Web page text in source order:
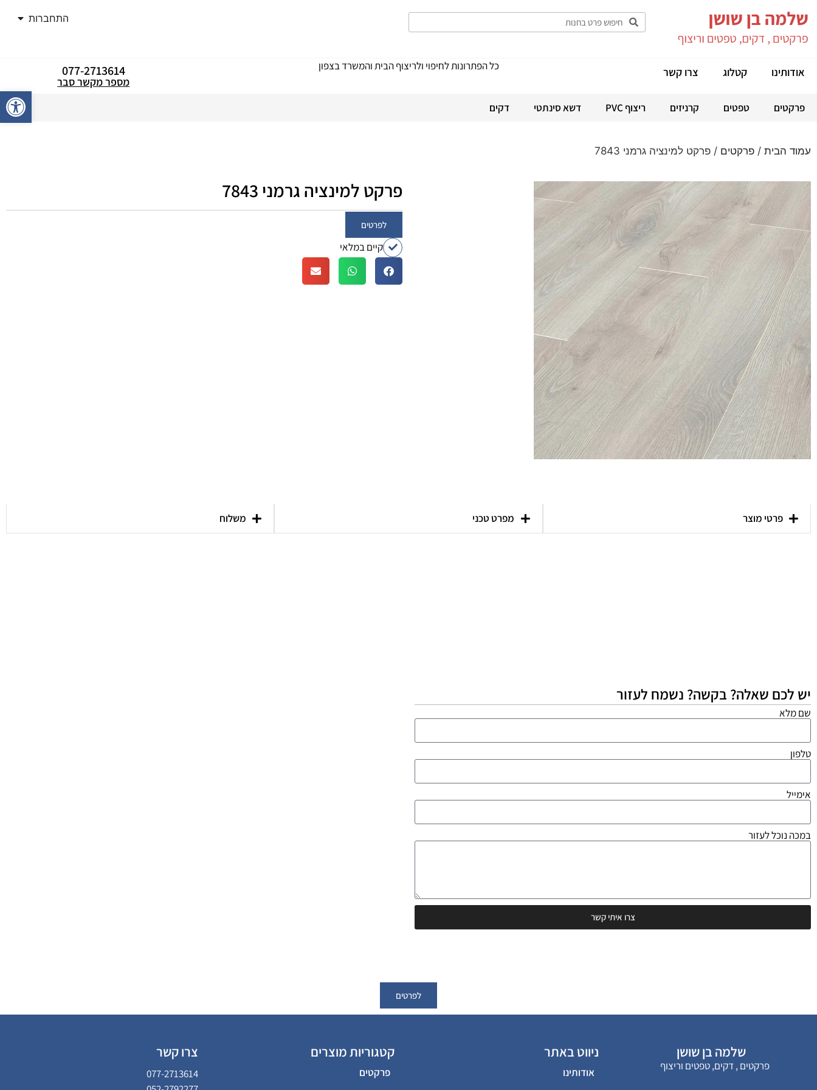
פתח
התחברות
אודותינו קטלוג צרו קשר כל הפתרונות לחיפוי ולריצוף הבית והמשרד בצפון 077-2713614
מספר מקשר סבר
פרקטים טפטים קרניזים ריצוף PVC דשא סינתטי דקים
עמוד הבית / פרקטים / פרקט למינציה גרמני 7843
פרקט למינציה גרמני 7843
לפרטים
קיים במלאי
פרטי מוצר מפרט טכני משלוח
יש לכם שאלה? בקשה? נשמח לעזור
שם מלא
טלפון
אימייל
במכה נוכל לעזור
צרו איתי קשר
לפרטים
שלמה בן שושן
פרקטים , דקים, טפטים וריצוף
ניווט באתר
אודותינו
קטגוריות מוצרים
פרקטים
צרו קשר
077-2713614